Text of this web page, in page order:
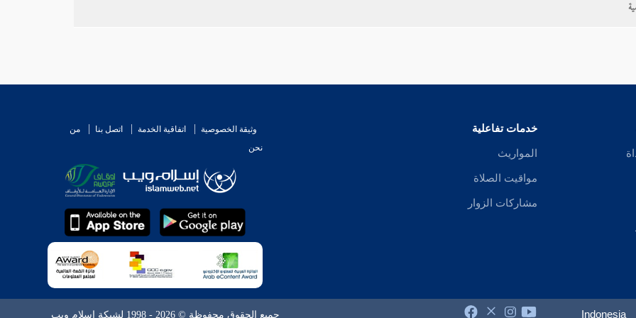
خدمات تفاعلية
المواريث
مواقيت الصلاة
مشاركات الزوار
وثيقة الخصوصية اتفاقية الخدمة اتصل بنا
من
نحن
Indonesia جميع الحقوق محفوظة © 2026 - 1998 لشبكة إسلام ويب